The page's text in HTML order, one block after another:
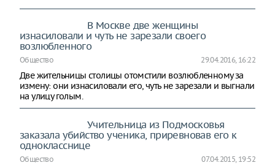
В Москве две женщины
изнасиловали и чуть не зарезали своего
возлюбленного
Общество 29.04.2016, 16:22
Две жительницы столицы отомстили возлюбленному за
измену: они изнасиловали его, чуть не зарезали и выгнали
на улицу голым.
Учительница из Подмосковья
заказала убийство ученика, приревновав его к
однокласснице
Общество 07.04.2015, 19:52